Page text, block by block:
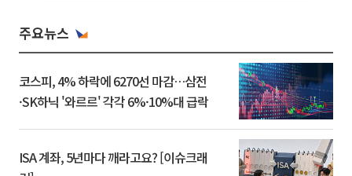
주요뉴스
코스피, 4% 하락에 6270선 마감…삼전
·SK하닉 '와르르' 각각 6%·10%대 급락
ISA 계좌, 5년마다 깨라고요? [이슈크래